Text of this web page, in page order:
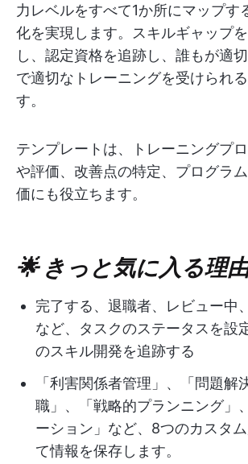
力レベルをすべて1か所にマップす
化を実現します。スキルギャップ
し、認定資格を追跡し、誰もが適
で適切なトレーニングを受けられ
す。
テンプレートは、トレーニングプ
や評価、改善点の特定、プログラ
価にも役立ちます。
🌟 きっと気に入る理
完了する、退職者、レビュー中
など、タスクのステータスを設
のスキル開発を追跡する
「利害関係者管理」、「問題解
職」、「戦略的プランニング」
ーション」など、8つのカスタ
て情報を保存します。